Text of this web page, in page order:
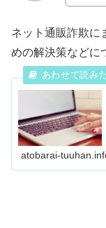
ネット通販詐欺に
めの解決策などに
atobarai-